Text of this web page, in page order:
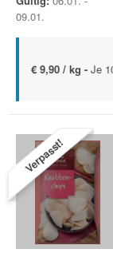
09.01.
€ 9,90 / kg - Je
Verpasst!